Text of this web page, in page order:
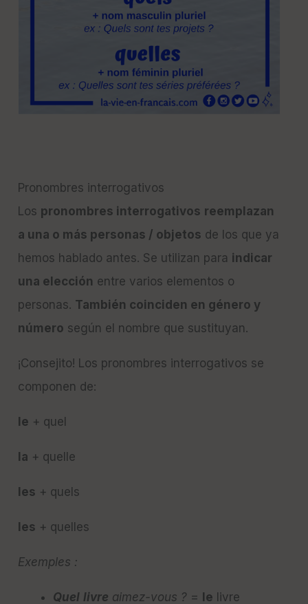
Pronombres interrogativos
Los pronombres interrogativos reemplazan
a una o más personas / objetos de los que ya
hemos hablado antes. Se utilizan para indicar
una elección entre varios elementos o
personas. También coinciden en género y
número según el nombre que sustituyan.
¡Consejito! Los pronombres interrogativos se
componen de:
le + quel
la + quelle
les + quels
les + quelles
Exemples :
Quel livre aimez-vous ? = le livre